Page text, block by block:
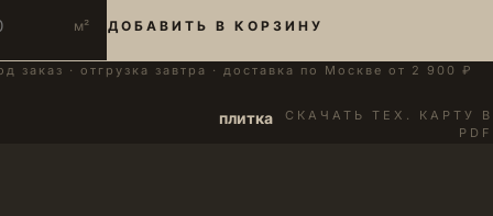
м² ДОБАВИТЬ В КОРЗИНУ
заказ · отгрузка завтра · доставка по Москве от 2 900 ₽
плитка
СКАЧАТЬ ТЕХ. КАРТУ В
PDF